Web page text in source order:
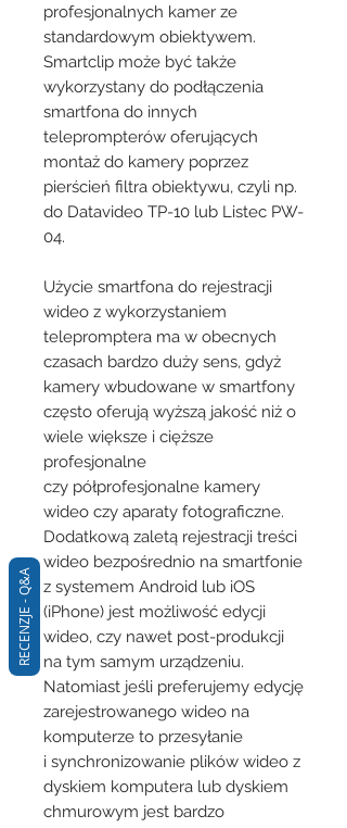
profesjonalnych kamer ze
standardowym obiektywem.
Smartclip może być także
wykorzystany do podłączenia
smartfona do innych
teleprompterów oferujących
montaż do kamery poprzez
pierścień filtra obiektywu, czyli np.
do Datavideo TP-10 lub Listec PW-
04.
Użycie smartfona do rejestracji
wideo z wykorzystaniem
telepromptera ma w obecnych
czasach bardzo duży sens, gdyż
kamery wbudowane w smartfony
często oferują wyższą jakość niż o
wiele większe i cięższe
profesjonalne
czy półprofesjonalne kamery
wideo czy aparaty fotograficzne.
Dodatkową zaletą rejestracji treści
wideo bezpośrednio na smartfonie
z systemem Android lub iOS
(iPhone) jest możliwość edycji
wideo, czy nawet post-produkcji
na tym samym urządzeniu.
Natomiast jeśli preferujemy edycję
zarejestrowanego wideo na
komputerze to przesyłanie
i synchronizowanie plików wideo z
dyskiem komputera lub dyskiem
chmurowym jest bardzo
RECENZJE - Q&A